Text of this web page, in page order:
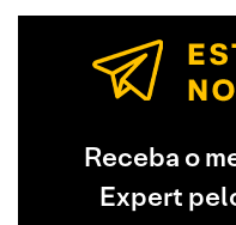
Receba o
Expert